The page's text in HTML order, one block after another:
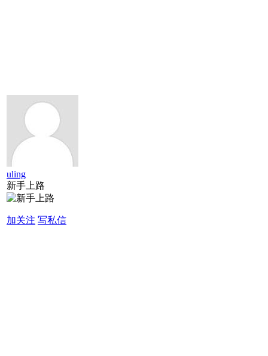
uling
新手上路
加关注 写私信